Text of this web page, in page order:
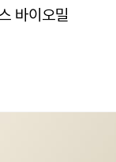
바이오밀